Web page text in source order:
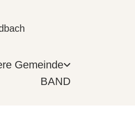
Gemeinde
BAND